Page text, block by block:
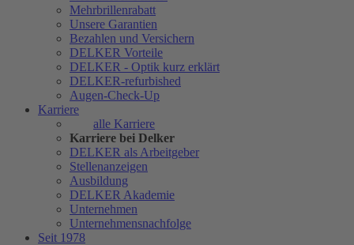
Mehrbrillenrabatt
Unsere Garantien
Bezahlen und Versichern
DELKER Vorteile
DELKER - Optik kurz erklärt
DELKER-refurbished
Augen-Check-Up
Karriere
alle Karriere
Karriere bei Delker
DELKER als Arbeitgeber
Stellenanzeigen
Ausbildung
DELKER Akademie
Unternehmen
Unternehmensnachfolge
Seit 1978